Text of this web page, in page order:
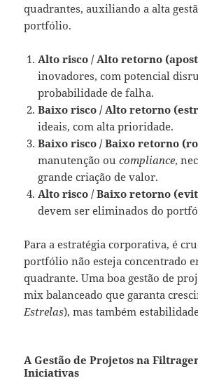
quadrantes, auxiliando a alta
portfólio.
Alto risco / Alto retorno
inovadores, com potencial
probabilidade de falha.
Baixo risco / Alto retorno
ideais, com alta prioridade.
Baixo risco / Baixo retorno
manutenção oucompliance,
grande criação de valor.
Alto risco / Baixo retorno
devem ser eliminados do
Para a estratégia corporativa, é
portfólio não esteja concentrado
quadrante. Uma boa gestão de
mix balanceado que garanta
Estrelas), mas também
A Gestão de Projetos na
Iniciativas